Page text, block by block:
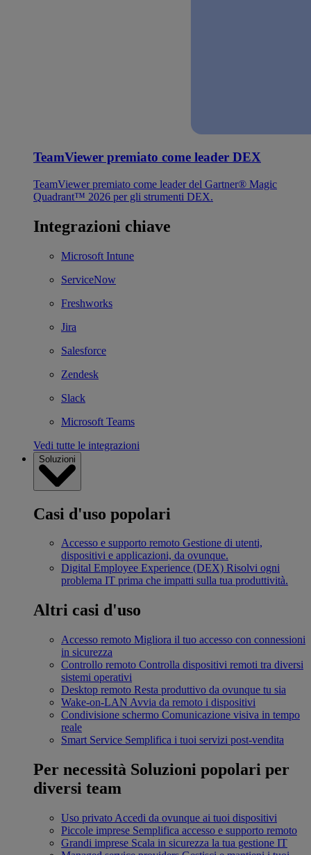
TeamViewer premiato come leader DEX
TeamViewer premiato come leader del Gartner® Magic
Quadrant™ 2026 per gli strumenti DEX.
Integrazioni chiave
Microsoft Intune
ServiceNow
Freshworks
Jira
Salesforce
Zendesk
Slack
Microsoft Teams
Vedi tutte le integrazioni
Soluzioni
Casi d'uso popolari
Accesso e supporto remoto Gestione di utenti,
dispositivi e applicazioni, da ovunque.
Digital Employee Experience (DEX) Risolvi ogni
problema IT prima che impatti sulla tua produttività.
Altri casi d'uso
Accesso remoto Migliora il tuo accesso con connessioni
in sicurezza
Controllo remoto Controlla dispositivi remoti tra diversi
sistemi operativi
Desktop remoto Resta produttivo da ovunque tu sia
Wake-on-LAN Avvia da remoto i dispositivi
Condivisione schermo Comunicazione visiva in tempo
reale
Smart Service Semplifica i tuoi servizi post-vendita
Per necessità Soluzioni popolari per
diversi team
Uso privato Accedi da ovunque ai tuoi dispositivi
Piccole imprese Semplifica accesso e supporto remoto
Grandi imprese Scala in sicurezza la tua gestione IT